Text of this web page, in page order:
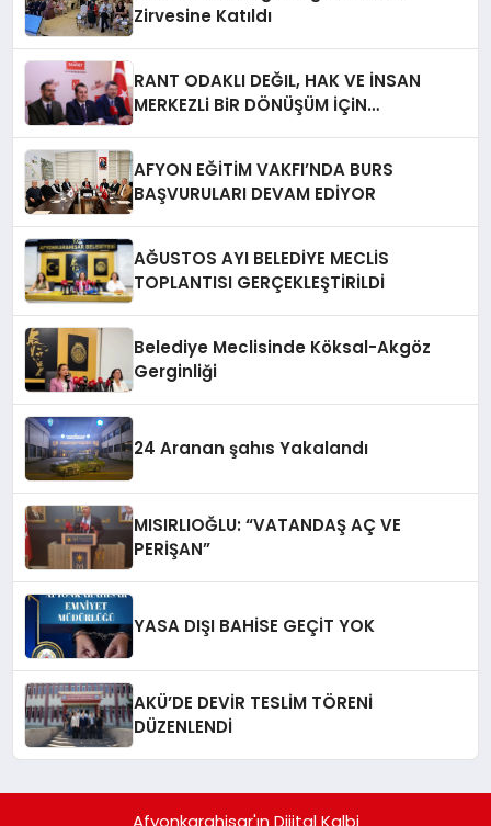
Zirvesine Katıldı
RANT ODAKLI DEĞIL, HAK VE İNSAN
MERKEZLi BiR DÖNÜŞÜM İÇiN
AFYON EĞİTİM VAKFI’NDA BURS
BAŞVURULARI DEVAM EDİYOR
AĞUSTOS AYI BELEDİYE MECLİS
TOPLANTISI GERÇEKLEŞTİRİLDİ
Belediye Meclisinde Köksal-Akgöz
Gerginliği
24 Aranan şahıs Yakalandı
MISIRLIOĞLU: “VATANDAŞ AÇ VE
PERİŞAN”
YASA DIŞI BAHİSE GEÇİT YOK
AKÜ’DE DEVİR TESLİM TÖRENİ
DÜZENLENDİ
Afyonkarahisar'ın Dijital Kalbi